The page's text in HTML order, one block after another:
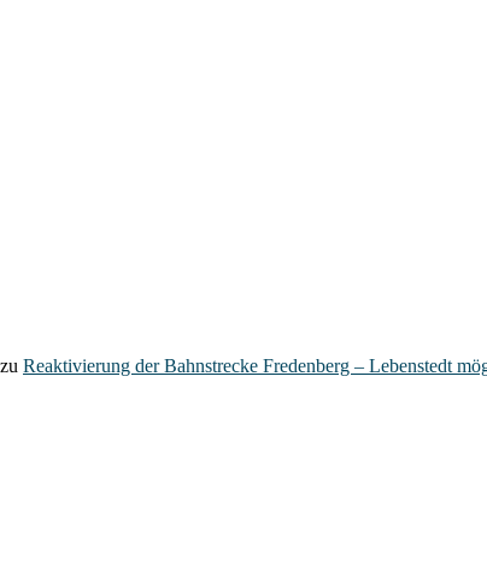
zu Reaktivierung der Bahnstrecke Fredenberg – Lebenstedt